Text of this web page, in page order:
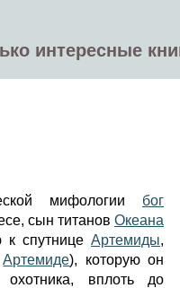
интересные
мифологии бог
сын титанов Океана
спутнице Артемиды,
Артемиде), которую он
охотника, вплоть до